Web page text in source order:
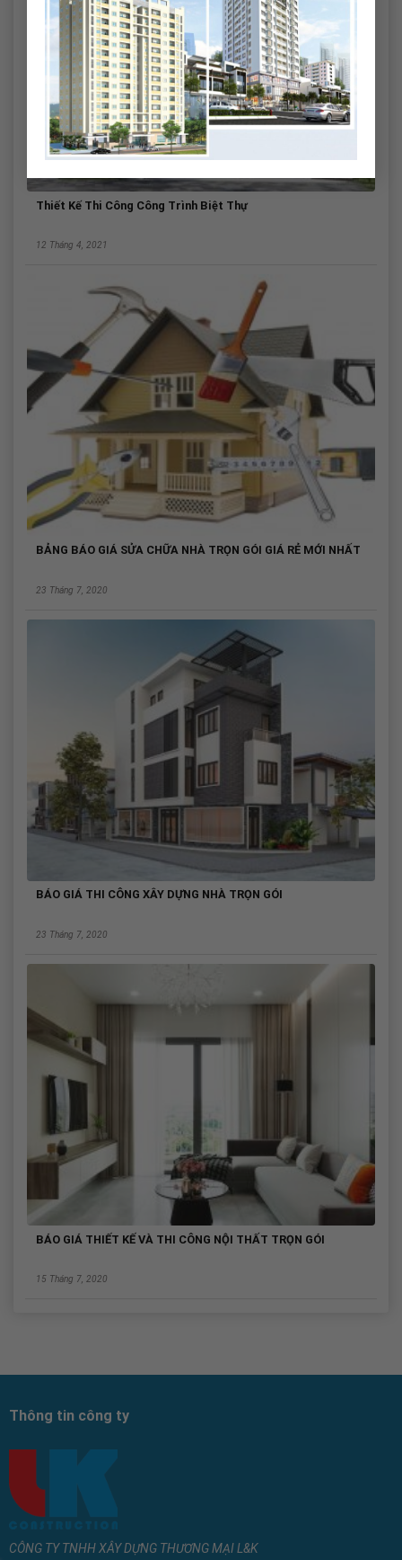
Thiết Kế Thi Công Công Trình Biệt Thự
12 Tháng 4, 2021
BẢNG BÁO GIÁ SỬA CHỮA NHÀ TRỌN GÓI GIÁ RẺ MỚI NHẤT
23 Tháng 7, 2020
BÁO GIÁ THI CÔNG XÂY DỰNG NHÀ TRỌN GÓI
23 Tháng 7, 2020
BÁO GIÁ THIẾT KẾ VÀ THI CÔNG NỘI THẤT TRỌN GÓI
15 Tháng 7, 2020
Thông tin công ty
CÔNG TY TNHH XÂY DỰNG THƯƠNG MẠI L&K